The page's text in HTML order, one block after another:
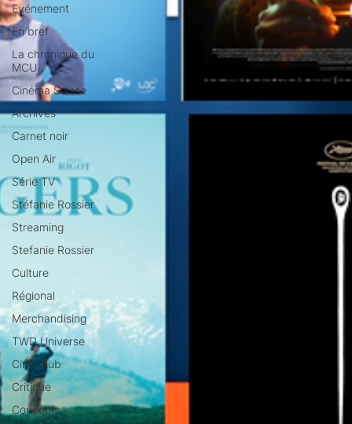
Evénement
En bref
La chronique du
MCU
Cinéma Suisse
Archives
Carnet noir
Open Air
Série TV
Stéfanie Rossier
Streaming
Stefanie Rossier
Culture
Régional
Merchandising
TWD Universe
Ciné Club
Critique
Concours